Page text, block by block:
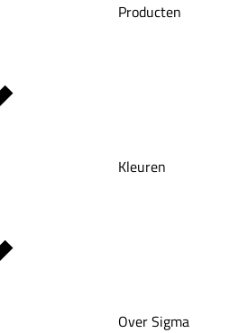
Producten
Kleuren
Over Sigma